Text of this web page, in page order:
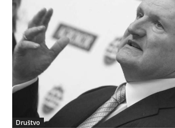
Društvo